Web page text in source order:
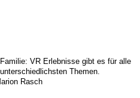
VR Erlebnisse gibt es für alle
Themen.
Rasch